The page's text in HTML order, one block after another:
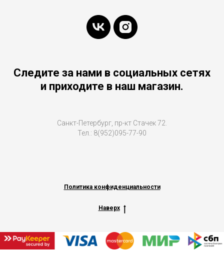
Следите за нами в социальных сетях
и приходите в наш магазин.
Санкт-Петербург, пр-кт Стачек 72.
Тел.: 8(952)095-77-90
Политика конфиденциальности
Наверх